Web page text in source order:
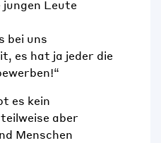
jungen Leute
bei uns
es hat ja jeder die
es kein
aber
Menschen